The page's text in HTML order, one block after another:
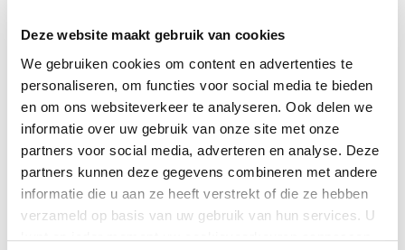
Deze website maakt gebruik van cookies
We gebruiken cookies om content en advertenties te
personaliseren, om functies voor social media te bieden
en om ons websiteverkeer te analyseren. Ook delen we
informatie over uw gebruik van onze site met onze
partners voor social media, adverteren en analyse. Deze
partners kunnen deze gegevens combineren met andere
informatie die u aan ze heeft verstrekt of die ze hebben
verzameld op basis van uw gebruik van hun services. U
kunt op ieder moment uw cookievoorkeuren aanpassen